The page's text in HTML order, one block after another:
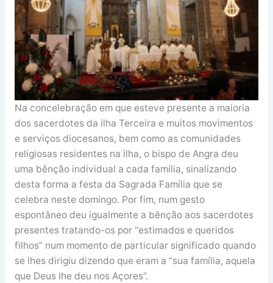
Na concelebração em que esteve presente a maioria
dos sacerdotes da ilha Terceira e muitos movimentos
e serviços diocesanos, bem como as comunidades
religiosas residentes na ilha, o bispo de Angra deu
uma bênção individual a cada família, sinalizando
desta forma a festa da Sagrada Família que se
celebra neste domingo. Por fim, num gesto
espontâneo deu igualmente a bênção aos sacerdotes
presentes tratando-os por “estimados e queridos
filhos” num momento de particular significado quando
se lhes dirigiu dizendo que eram a “sua família, aquela
que Deus lhe deu nos Açores”.